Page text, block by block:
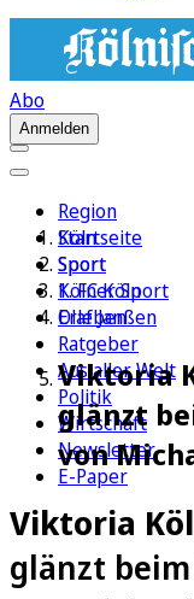
Abo
Anmelden
Region
Köln
Sport
1. FC Köln
Erleben
Ratgeber
Aus aller Welt
Politik
Wirtschaft
Newsletter
E-Paper
Startseite
Sport
Kölner Sport
Olaf Janßen
Viktoria
glänzt
von
Viktoria
glänzt